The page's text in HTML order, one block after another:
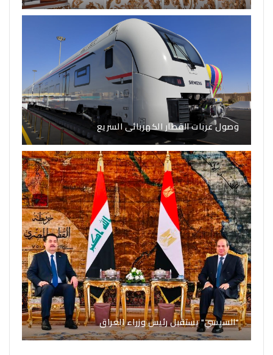
وصول عربات القطار الكهربائى السريع
"السيسي" يستقبل رئيس وزراء العراق